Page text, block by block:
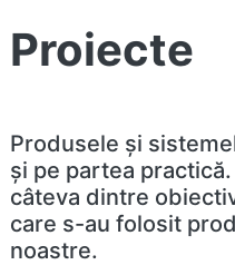
Proiecte
Produsele şi
şi pe partea
câteva dintre
care s-au folosit
noastre.